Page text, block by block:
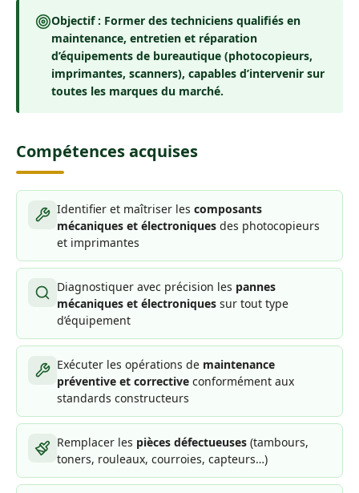
Objectif : Former des techniciens qualifiés en
maintenance, entretien et réparation
d’équipements de bureautique (photocopieurs,
imprimantes, scanners), capables d’intervenir sur
toutes les marques du marché.
Compétences acquises
Identifier et maîtriser les composants
mécaniques et électroniques des photocopieurs
et imprimantes
Diagnostiquer avec précision les pannes
mécaniques et électroniques sur tout type
d’équipement
Exécuter les opérations de maintenance
préventive et corrective conformément aux
standards constructeurs
Remplacer les pièces défectueuses (tambours,
toners, rouleaux, courroies, capteurs…)